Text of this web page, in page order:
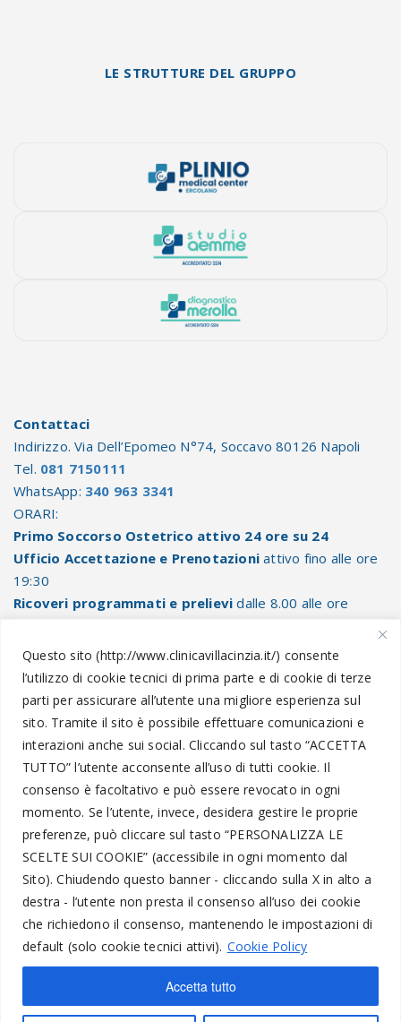
Questo sito (http://www.clinicavillacinzia.it/) consente
l’utilizzo di cookie tecnici di prima parte e di cookie di terze
parti per assicurare all’utente una migliore esperienza sul
sito. Tramite il sito è possibile effettuare comunicazioni e
interazioni anche sui social. Cliccando sul tasto “ACCETTA
TUTTO” l’utente acconsente all’uso di tutti cookie. Il
consenso è facoltativo e può essere revocato in ogni
momento. Se l’utente, invece, desidera gestire le proprie
preferenze, può cliccare sul tasto “PERSONALIZZA LE
SCELTE SUI COOKIE” (accessibile in ogni momento dal
Sito).Chiudendo questo banner - cliccando sulla X in alto a
destra - l’utente non presta il consenso all’uso dei cookie
che richiedono il consenso, mantenendo le impostazioni di
default (solo cookie tecnici attivi). Cookie Policy
Accetta tutto
LE STRUTTURE DEL GRUPPO
Contattaci
Indirizzo. Via Dell’Epomeo N°74, Soccavo 80126 Napoli
Tel. 081 7150111
WhatsApp: 340 963 3341
ORARI:
Primo Soccorso Ostetrico attivo 24 ore su 24
Ufficio Accettazione e Prenotazioni attivo fino alle ore
19:30
Ricoveri programmati e prelievi dalle 8.00 alle ore
Informazioni Legali
Amministrazione Trasparente
Segnalazioni
Privacy Policy
Trattamento dati personali
Codice Etico
Cookie Policy